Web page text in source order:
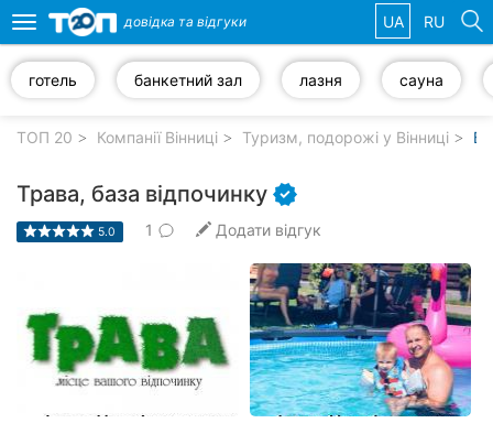
компанії
Стоматології
Ветеринарні
клініки
Toggle
navigation
довідка та відгуки UA RU
готель банкетний зал лазня сауна
ТОП 20 Компанії Вінниці Туризм, подорожі у Вінниці
Трава, база відпочинку
5.0 1 Додати відгук